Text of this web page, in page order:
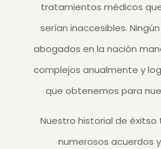
tratamientos médicos
serían inaccesibles.
abogados en la nación
complejos anualmente y
que obtenemos para
Nuestro historial de éxitso
numerosos acuerdos